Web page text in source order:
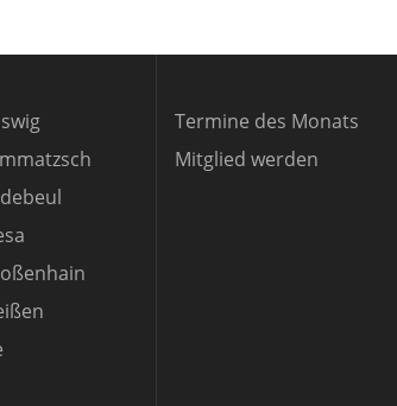
Termine des Monats
Mitglied werden